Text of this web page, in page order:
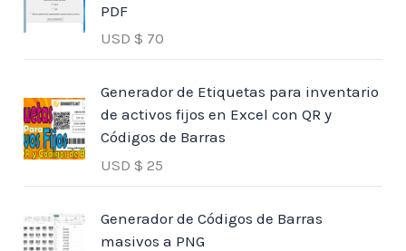
PDF
USD $ 70
Generador de Etiquetas para inventario
de activos fijos en Excel con QR y
Códigos de Barras
USD $ 25
Generador de Códigos de Barras
masivos a PNG